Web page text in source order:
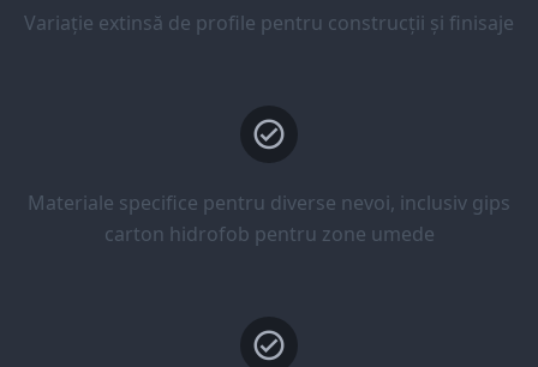
Variație extinsă de profile pentru construcții și finisaje
Materiale specifice pentru diverse nevoi, inclusiv gips
carton hidrofob pentru zone umede